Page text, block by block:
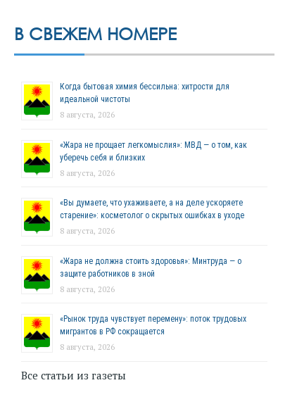
В СВЕЖЕМ НОМЕРЕ
Когда бытовая химия бессильна: хитрости для
идеальной чистоты
8 августа, 2026
«Жара не прощает легкомыслия»: МВД — о том, как
уберечь себя и близких
8 августа, 2026
«Вы думаете, что ухаживаете, а на деле ускоряете
старение»: косметолог о скрытых ошибках в уходе
8 августа, 2026
«Жара не должна стоить здоровья»: Минтруда — о
защите работников в зной
8 августа, 2026
«Рынок труда чувствует перемену»: поток трудовых
мигрантов в РФ сокращается
8 августа, 2026
Все статьи из газеты